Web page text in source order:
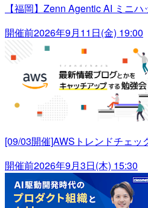
【福岡】Zenn Agentic AI ミニ
開催前2026年9月11日(金) 19:00
[09/03開催]AWSトレンドチェッ
開催前2026年9月3日(木) 15:30